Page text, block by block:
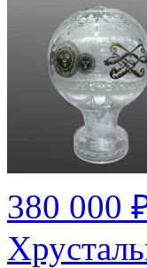
380 000